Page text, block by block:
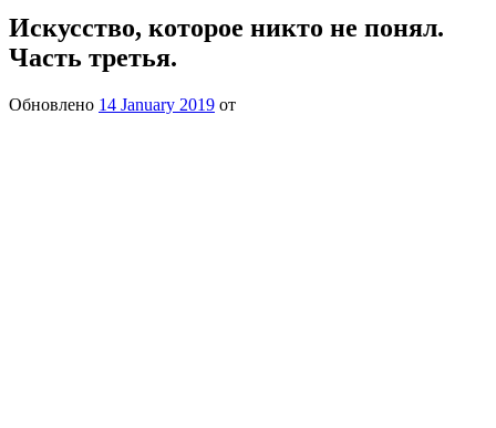
Искусство, которое никто не понял.
Часть третья.
Обновлено 14 January 2019 от